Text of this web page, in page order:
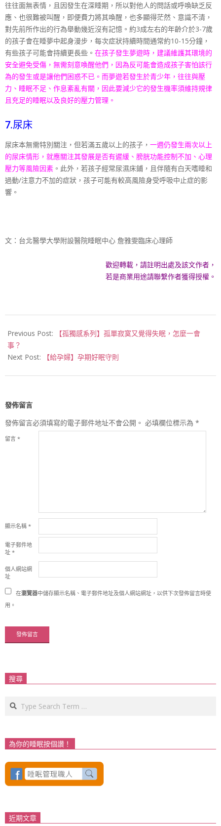
往往面無表情，且因發生在深睡期，所以對他人的問話或呼喚缺乏反
應、也很難被叫醒，即便費力將其喚醒，也多顯得茫然、意識不清，
對先前所作出的行為舉動幾近沒有記憶。約3成左右的年齡介於3-7歲
的孩子會在睡夢中起身漫步 ，每次症狀持續時間通常約10-15分鐘，
有些孩子可能會持續更長些。 在孩子發生夢遊時，建議維護其環境的
安全避免受傷，無需刻意喚醒他們，因為反可能會造成孩子害怕該行
為的發生或是讓他們困惑不已。而夢遊若發生於青少年 ，往往與壓
力、睡眠不足、作息紊亂有關，因此要減少它的發生機率須維持規律
且充足的睡眠以及良好的壓力管理。
7.尿床
尿床本無需特別關注，但若滿五歲以上的孩子， 一週仍發生兩次以上
的尿床情形，就應關注其發展是否有遲緩、膀胱功能控制不加、心理
壓力等風險因素 。此外，若孩子經常尿濕床鋪，且伴隨有白天嗜睡和
過動/注意力不加的症狀，孩子可能有較高風險身受呼吸中止症的影
響。
文：台北醫學大學附設醫院睡眠中心 詹雅雯臨床心理師
歡迎轉載，請註明出處及該文作者，
若是商業用途請聯繫作者獲得授權。
04-
10
Previous Post:
【孤獨感系列】孤單寂寞又覺得失眠，怎麼一會
事？
Next Post:
【給孕婦】孕期好眠守則
發佈留言
發佈留言必須填寫的電子郵件地址不會公開。 必填欄位標示為 *
留言 *
顯示名稱 *
電子郵件地
址 *
個人網站網
址
在瀏覽器中儲存顯示名稱、電子郵件地址及個人網站網址，以供下次發佈留言時使
用。
搜尋
Search
為你的睡眠按個讚！
近期文章